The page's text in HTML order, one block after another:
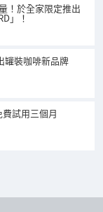
！於全家限定推出
」！
罐裝咖啡新品牌
試用三個月